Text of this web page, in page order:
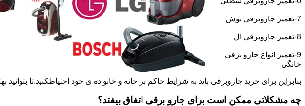
7-تعمیر جاروبرقی بوش
8-تعمیر جاروبرقی ال
9-تعمیر انواع جارو برقی
خانگی
بنابراین برای خرید جاروبرقی باید به شرایط حاکم بر خانه و خانواده ی خود احتیاطکنید.تا بتوانید
چه مشکلاتی ممکن است برای جارو برقی اتفاق بیفتد؟